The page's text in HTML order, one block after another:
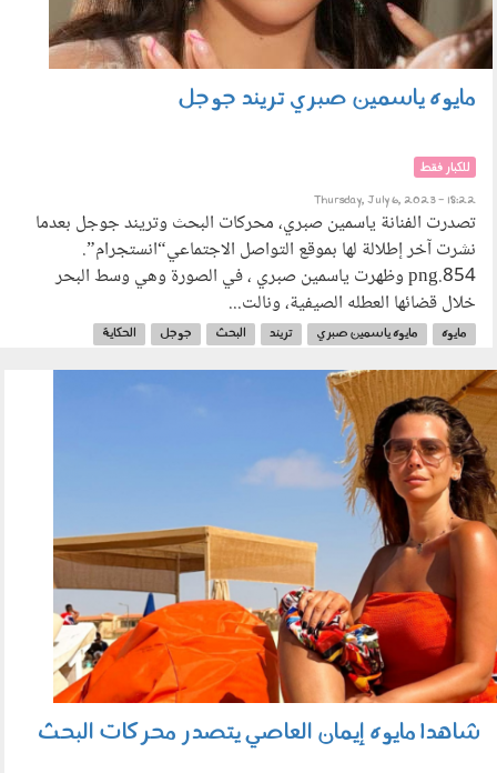
مايوه ياسمين صبري تريند جوجل
للكبار فقط
Thursday, July 6, 2023 - 18:22
تصدرت الفنانة ياسمين صبري، محركات البحث وتريند جوجل بعدما
نشرت آخر إطلالة لها بموقع التواصل الاجتماعي“انستجرام”.
854.png وظهرت ياسمين صبري ، في الصورة وهي وسط البحر
خلال قضائها العطله الصيفية، ونالت...
مايوه مايوه ياسمين صبري تريند البحث جوجل الحكاية
1433.png
شاهد| مايوه إيمان العاصي يتصدر محركات البحث